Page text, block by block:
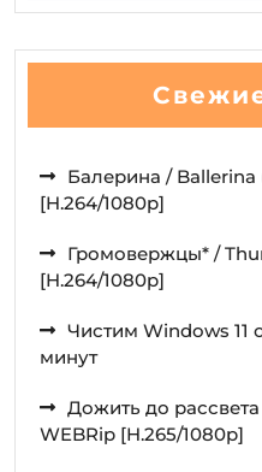
Балерина / Ballerina
[H.264/1080p]
Громовержцы* /
[H.264/1080p]
Чистим Windows 11
минут
Дожить до
WEBRip [H.265/1080p]